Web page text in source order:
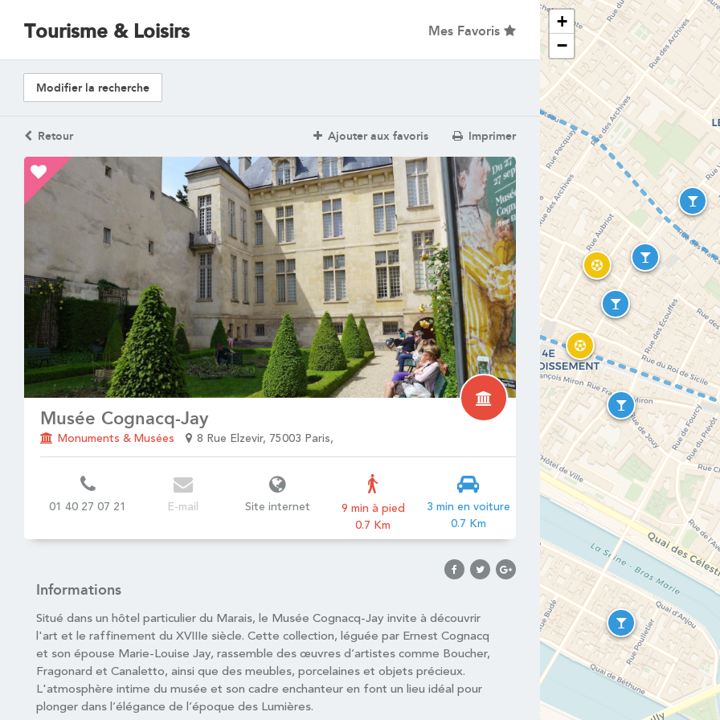
Mes Favoris
Tourisme & Loisirs
Modifier la recherche
Retour Imprimer
Ajouter aux favoris
Musée Cognacq-Jay
Monuments & Musées 8 Rue Elzevir, 75003 Paris,
01 40 27 07 21 E-mail Site internet
9 min à pied
0.7 Km
3 min en voiture
0.7 Km
Informations
Situé dans un hôtel particulier du Marais, le Musée Cognacq-Jay invite à découvrir
l'art et le raffinement du XVIIIe siècle. Cette collection, léguée par Ernest Cognacq
et son épouse Marie-Louise Jay, rassemble des œuvres d’artistes comme Boucher,
Fragonard et Canaletto, ainsi que des meubles, porcelaines et objets précieux.
L'atmosphère intime du musée et son cadre enchanteur en font un lieu idéal pour
plonger dans l’élégance de l’époque des Lumières.
+
−